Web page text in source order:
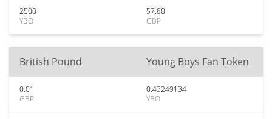
2500
YBO
57.80
GBP
British Pound Young Boys Fan Token
0.01
GBP
0.43249134
YBO